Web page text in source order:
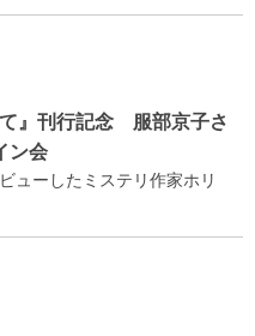
』刊行記念 服部京子さ
ン会
ューしたミステリ作家ホリ